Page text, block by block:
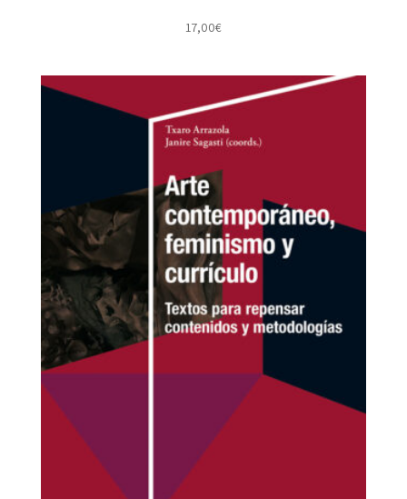
17,00€